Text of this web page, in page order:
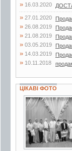
» 16.03.2020
» 27.01.2020
» 26.08.2019
» 21.08.2019
» 03.05.2019
» 14.03.2019
» 10.11.2018
ЦІКАВІ ФОТО
3 фото